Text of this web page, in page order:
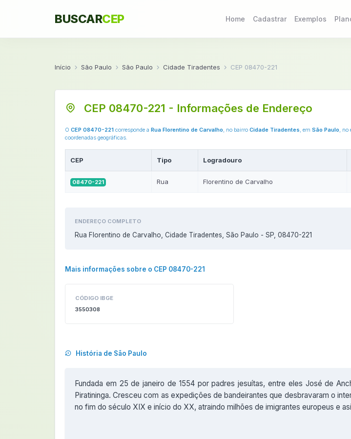
BUSCARCEP Home Cadastrar Exemplos
Início São Paulo São Paulo Cidade Tiradentes CEP 08470-221
CEP 08470-221 - Informações de Endereço
O CEP 08470-221 corresponde a Rua Florentino de Carvalho, no bairro Cidade Tiradentes, em São Paulo, no
coordenadas geográficas.
CEP Tipo Logradouro
08470-221 Rua Florentino de Carvalho
ENDEREÇO COMPLETO
Rua Florentino de Carvalho, Cidade Tiradentes, São Paulo - SP, 08470-221
Mais informações sobre o CEP 08470-221
CÓDIGO IBGE
3550308
História de São Paulo
Fundada em 25 de janeiro de 1554 por padres jesuítas, entre eles José de
Piratininga. Cresceu com as expedições de bandeirantes que desbravaram o
no fim do século XIX e início do XX, atraindo milhões de imigrantes europeus e